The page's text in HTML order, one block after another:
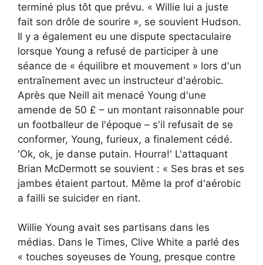
terminé plus tôt que prévu. « Willie lui a juste
fait son drôle de sourire », se souvient Hudson.
Il y a également eu une dispute spectaculaire
lorsque Young a refusé de participer à une
séance de « équilibre et mouvement » lors d'un
entraînement avec un instructeur d'aérobic.
Après que Neill ait menacé Young d'une
amende de 50 £ – un montant raisonnable pour
un footballeur de l'époque – s'il refusait de se
conformer, Young, furieux, a finalement cédé.
'Ok, ok, je danse putain. Hourra!' L'attaquant
Brian McDermott se souvient : « Ses bras et ses
jambes étaient partout. Même la prof d'aérobic
a failli se suicider en riant.
Willie Young avait ses partisans dans les
médias. Dans le Times, Clive White a parlé des
« touches soyeuses de Young, presque contre